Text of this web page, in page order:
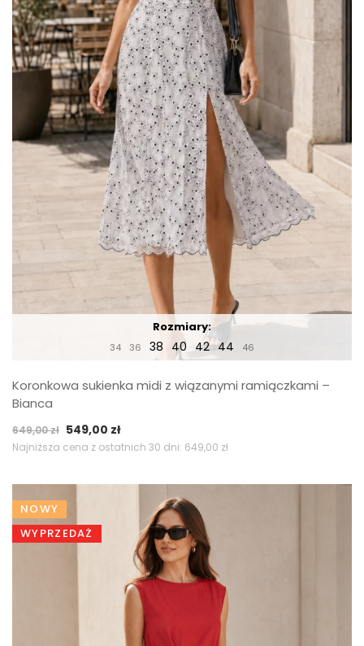
Rozmiary:
34 36 38 40 42 44 46
Koronkowa sukienka midi z wiązanymi ramiączkami –
Bianca
649,00zł Pierwotna
cena
649,00 zł.
549,00 złAktualna
cena
549,00 zł.
Najniższa cena z ostatnich 30 dni: 649,00 zł
NOWY
WYPRZEDAŻ